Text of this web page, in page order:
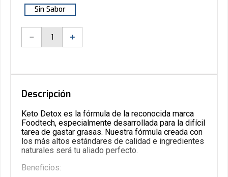
Sin Sabor
＋
－
Descripción
Keto Detox es la fórmula de la reconocida marca
Foodtech, especialmente desarrollada para la difícil
tarea de gastar grasas. Nuestra fórmula creada con
los más altos estándares de calidad e ingredientes
naturales será tu aliado perfecto.
Beneficios: